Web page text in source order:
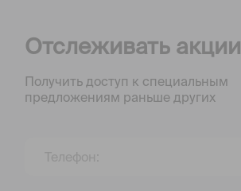
Отслеживать акции
Получить доступ к специальным
предложениям раньше других